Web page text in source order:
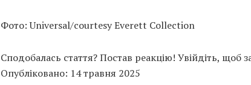
Фото: Universal/courtesy Everett Collection
Сподобалась стаття? Постав реакцію! Увійдіть, щоб
Опубліковано: 14 травня 2025